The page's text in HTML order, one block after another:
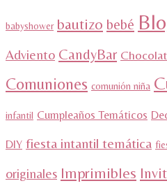
babyshower bautizo bebé
Adviento CandyBar
Comuniones comunión niña
infantil Cumpleaños Temáticos
DIY fiesta intantil temática
originales Imprimibles